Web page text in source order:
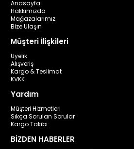
Anasayfa
Hakkımızda
Mağazalarımız
Bize Ulaşın
Müşteri İlişkileri
Üyelik
Alışveriş
Kargo & Teslimat
KVKK
Yardım
Müşteri Hizmetleri
Sıkça Sorulan Sorular
Kargo Takibi
BİZDEN HABERLER